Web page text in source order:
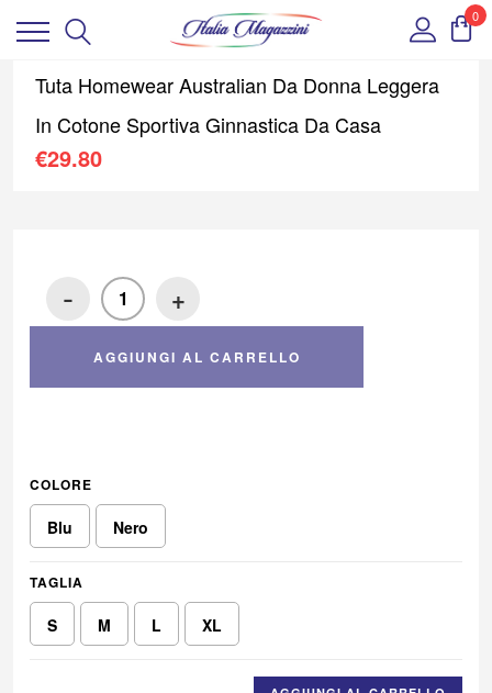
0
Tuta Homewear Australian Da Donna Leggera
In Cotone Sportiva Ginnastica Da Casa
€29.80
- +
AGGIUNGI AL CARRELLO
COLORE
Blu Nero
TAGLIA
S M L XL